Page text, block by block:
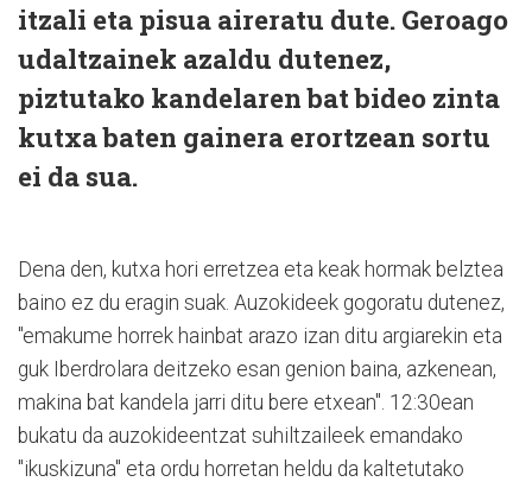
itzali eta pisua aireratu dute. Geroago
udaltzainek azaldu dutenez,
piztutako kandelaren bat bideo zinta
kutxa baten gainera erortzean sortu
ei da sua.
Dena den, kutxa hori erretzea eta keak hormak belztea
baino ez du eragin suak. Auzokideek gogoratu dutenez,
"emakume horrek hainbat arazo izan ditu argiarekin eta
guk Iberdrolara deitzeko esan genion baina, azkenean,
makina bat kandela jarri ditu bere etxean". 12:30ean
bukatu da auzokideentzat suhiltzaileek emandako
"ikuskizuna" eta ordu horretan heldu da kaltetutako